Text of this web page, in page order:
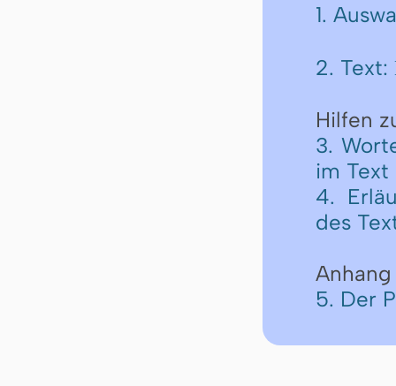
1.
2. Text:
Hilfen
3.
im Text
4.
des
Anhang
5. Der